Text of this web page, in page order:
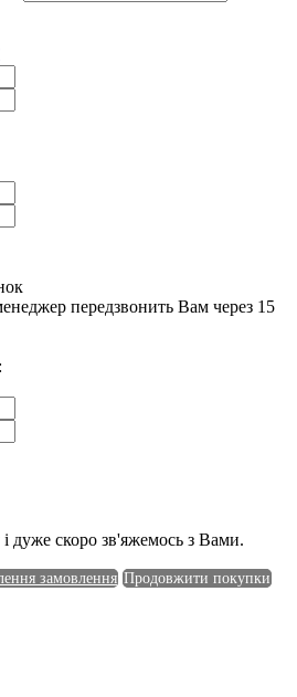
передзвонить Вам через 15
дуже скоро зв'яжемось з Вами.
замовлення Продовжити покупки